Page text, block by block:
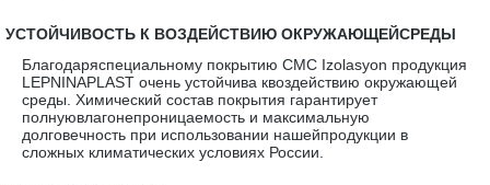
УСТОЙЧИВОСТЬ К ВОЗДЕЙСТВИЮ ОКРУЖАЮЩЕЙСРЕДЫ
Благодаряспециальному покрытию CMC Izolasyon продукция
LEPNINAPLAST очень устойчива квоздействию окружающей
среды. Химический состав покрытия гарантирует
полнуювлагонепроницаемость и максимальную
долговечность при использовании нашейпродукции в
сложных климатических условиях России.